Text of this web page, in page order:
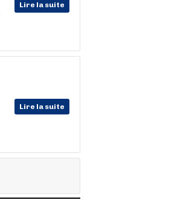
Lire la suite
Lire la suite